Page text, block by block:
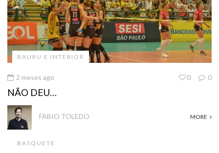
BAURU E INTERIOR
2 meses ago 0
0
NÃO DEU…
FABIO TOLEDO MORE
BASQUETE